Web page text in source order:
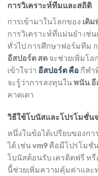
การวิเคราะห์ทีมและสถิติ
การเข้ามาในโลกของ เดิ
การวิเคราะห์ที่แม่นยำ เช่
ทั่วไป การศึกษาฟอร์มทีม
อีสปอร์ต สด จะช่วยเพิ่มโ
เข้าใจว่า อีสปอร์ต คือ กีฬา
จะรู้ว่าการลงทุนในพนัน อี
คาดเดา
วิธีใช้โบนัสและโปรโมชั่นจ
หนึ่งในข้อได้เปรียบของกา
ได้ เช่นvm9 คือมีโปรโมชั่
โบนัสต้อนรับ เครดิตฟรี ห
นี้ช่วยเพิ่มความคุ้มค่าและ